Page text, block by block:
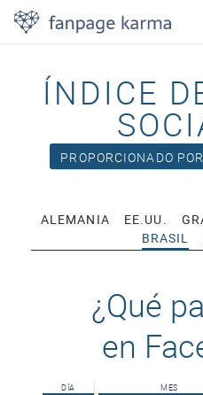
ÍNDICE
PROPORCIONADO POR
ALEMANIA EE.UU.
BRASIL
¿Qué
en
DÍA MES